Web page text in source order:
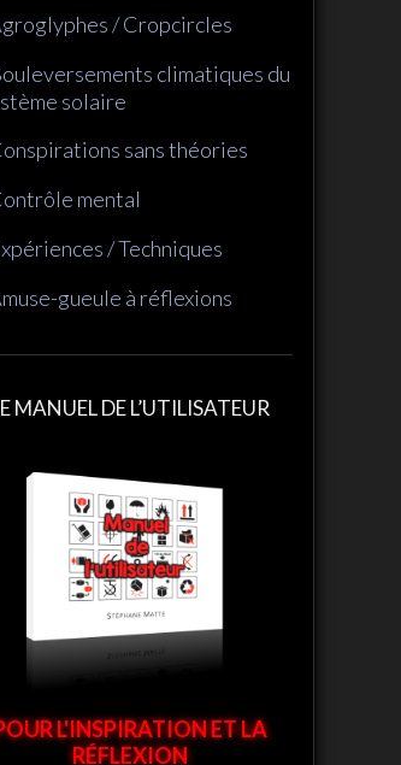
/ Cropcircles
climatiques du
solaire
sans théories
mental
/ Techniques
gueule à réflexions
MANUEL DE L’UTILISATEUR
L'INSPIRATION ET LA
RÉFLEXION